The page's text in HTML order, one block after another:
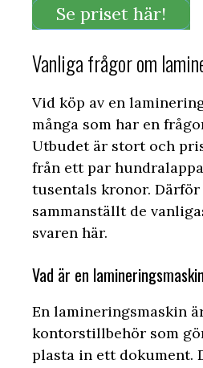
Se priset här!
Vanliga frågor om
Vid köp av en
många som har en
Utbudet är stort och
från ett par
tusentals kronor. Därför
sammanställt de
svaren här.
Vad är en
En lamineringsmaskin
kontorstillbehör som
plasta in ett dokument.